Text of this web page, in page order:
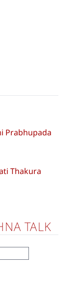
Prabhupada
Thakura
TALK